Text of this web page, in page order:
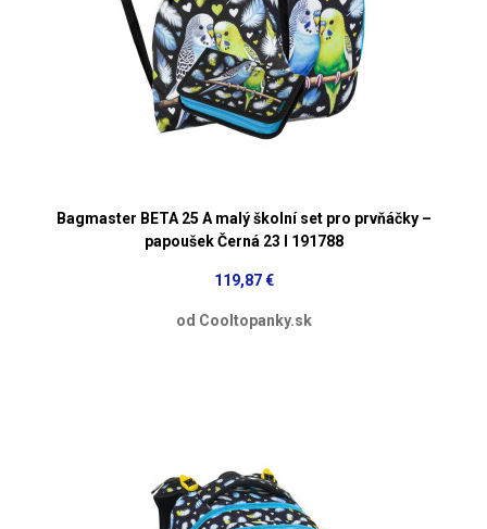
Bagmaster BETA 25 A malý školní set pro prvňáčky –
papoušek Černá 23 l 191788
119,87 €
od Cooltopanky.sk